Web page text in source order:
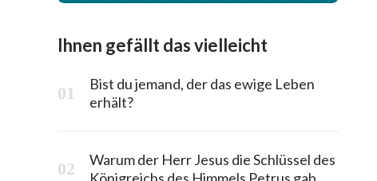
Ihnen gefällt das vielleicht
Bist du jemand, der das ewige Leben
erhält?
Warum der Herr Jesus die Schlüssel des